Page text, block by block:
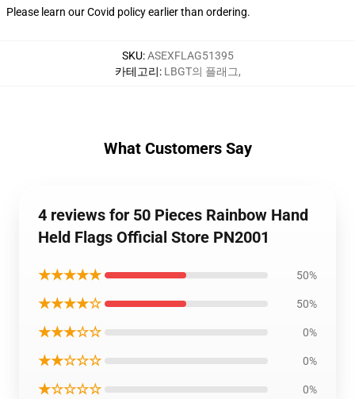
Please learn our Covid policyearlier than ordering.
SKU:ASEXFLAG51395
카테고리: LBGT의 플래그,
What Customers Say
4 reviews for 50 Pieces Rainbow Hand
Held Flags Official Store PN2001
★★★★★ 50%
★★★★☆ 50%
★★★☆☆ 0%
★★☆☆☆ 0%
★☆☆☆☆ 0%